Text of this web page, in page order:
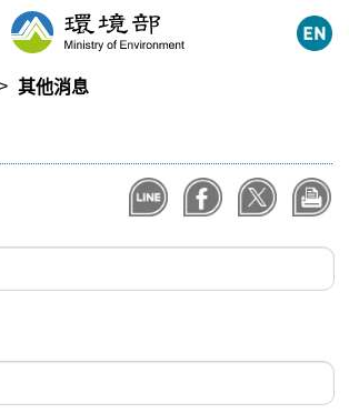
其他消息